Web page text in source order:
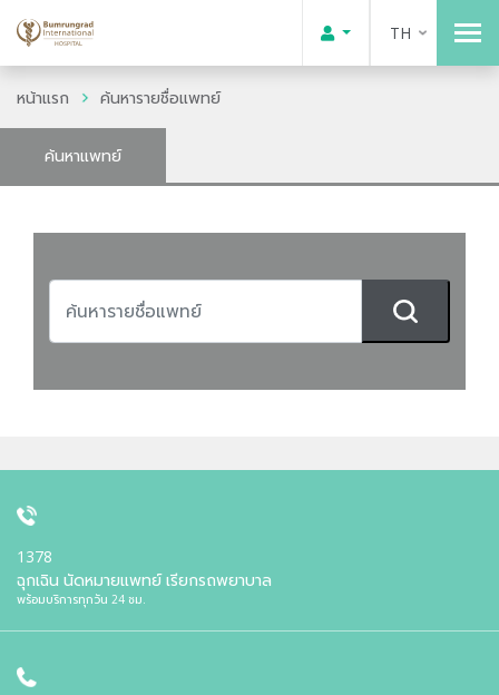
TH
หน้าแรก ค้นหารายชื่อแพทย์
ค้นหาแพทย์
1378
ฉุกเฉิน นัดหมายแพทย์ เรียกรถพยาบาล
พร้อมบริการทุกวัน 24 ชม.